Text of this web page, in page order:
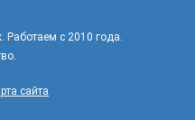
Работаем с 2010 года.
сайта